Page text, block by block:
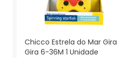
Chicco Estrela do Mar Gira
Gira 6-36M 1 Unidade